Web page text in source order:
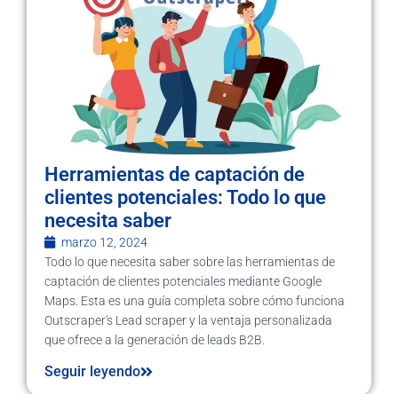
Herramientas de captación de
clientes potenciales: Todo lo que
necesita saber
marzo 12, 2024
Todo lo que necesita saber sobre las herramientas de
captación de clientes potenciales mediante Google
Maps. Esta es una guía completa sobre cómo funciona
Outscraper's Lead scraper y la ventaja personalizada
que ofrece a la generación de leads B2B.
Seguir leyendo